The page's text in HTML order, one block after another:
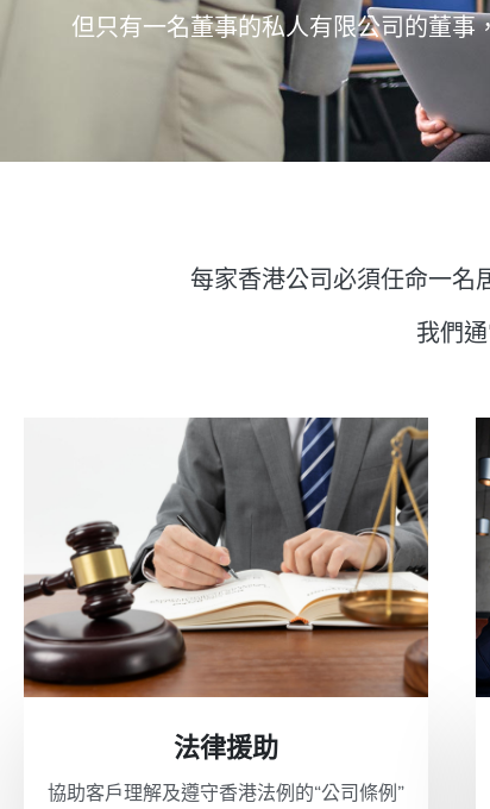
但只有一名董事的私人有限公司的董
每家香港公司必須任命一名
我們
法律援助
協助客戶理解及遵守香港法例的“公司條例”